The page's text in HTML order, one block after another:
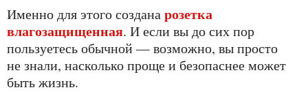
Именно для этого созданарозетка
влагозащищенная. И если вы до сих пор
пользуетесь обычной — возможно, вы просто
не знали, насколько проще и безопаснее может
быть жизнь.